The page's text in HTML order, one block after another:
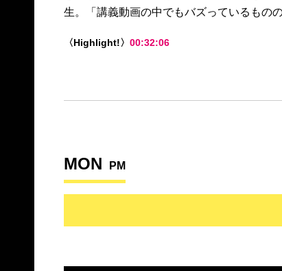
生。「講義動画の中でもバズっているもの
〈Highlight!〉 00:32:06
MON PM